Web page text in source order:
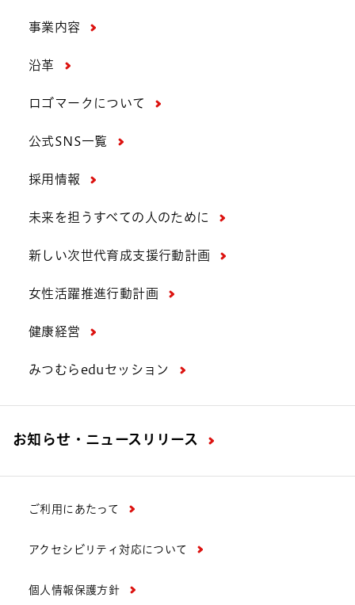
事業内容
沿革
ロゴマークについて
公式SNS一覧
採用情報
未来を担うすべての人のために
新しい次世代育成支援行動計画
女性活躍推進行動計画
健康経営
みつむらeduセッション
お知らせ・ニュースリリース
ご利用にあたって
アクセシビリティ対応について
個人情報保護方針